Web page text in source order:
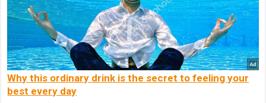
Why this ordinary drink is the secret to feeling your
best every day